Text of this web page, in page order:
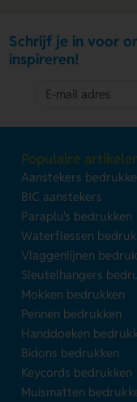
Schrijf je in voor
inspireren!
Populaire
Aanstekers
BIC aanstekers
Paraplu's bedrukken
Waterflessen
Vlaggenlijnen
Sleutelhangers
Mokken bedrukken
Pennen bedrukken
Handdoeken
Bidons bedrukken
Keycords bedrukken
Muismatten